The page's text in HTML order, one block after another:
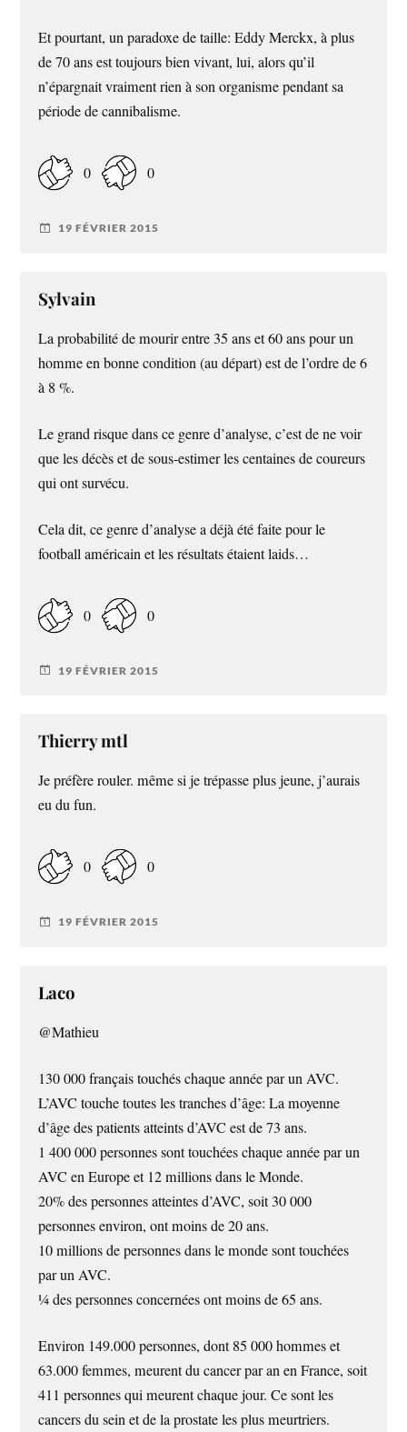
Et pourtant, un paradoxe de taille: Eddy Merckx, à plus
de 70 ans est toujours bien vivant, lui, alors qu’il
n’épargnait vraiment rien à son organisme pendant sa
période de cannibalisme.
0 0
19 FÉVRIER 2015
Sylvain
La probabilité de mourir entre 35 ans et 60 ans pour un
homme en bonne condition (au départ) est de l’ordre de 6
à 8 %.
Le grand risque dans ce genre d’analyse, c’est de ne voir
que les décès et de sous-estimer les centaines de coureurs
qui ont survécu.
Cela dit, ce genre d’analyse a déjà été faite pour le
football américain et les résultats étaient laids…
0 0
19 FÉVRIER 2015
Thierry mtl
Je préfère rouler. même si je trépasse plus jeune, j’aurais
eu du fun.
0 0
19 FÉVRIER 2015
Laco
@Mathieu
130 000 français touchés chaque année par un AVC.
L’AVC touche toutes les tranches d’âge: La moyenne
d’âge des patients atteints d’AVC est de 73 ans.
1 400 000 personnes sont touchées chaque année par un
AVC en Europe et 12 millions dans le Monde.
20% des personnes atteintes d’AVC, soit 30 000
personnes environ, ont moins de 20 ans.
10 millions de personnes dans le monde sont touchées
par un AVC.
¼ des personnes concernées ont moins de 65 ans.
Environ 149.000 personnes, dont 85 000 hommes et
63.000 femmes, meurent du cancer par an en France, soit
411 personnes qui meurent chaque jour. Ce sont les
cancers du sein et de la prostate les plus meurtriers.